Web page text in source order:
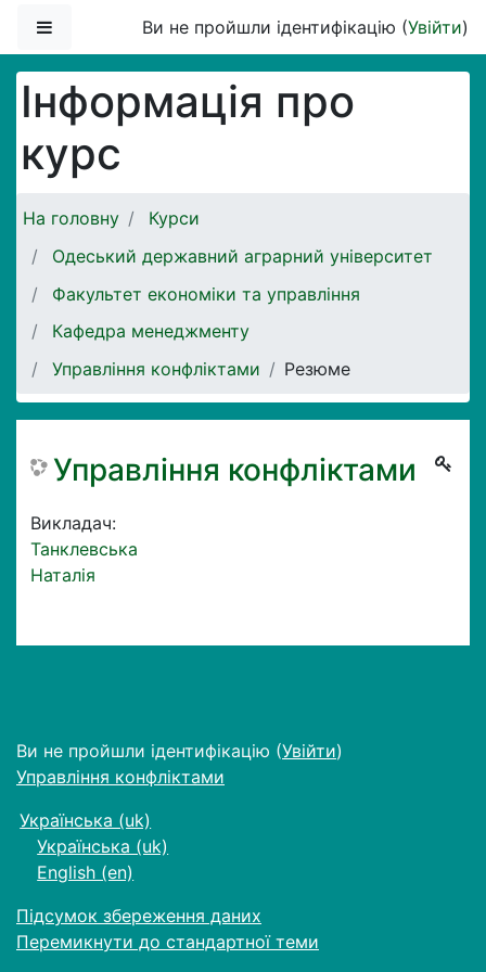
Бокова панельВи не пройшли ідентифікацію (Увійти)
Інформація про
курс
На головну
Курси
Одеський державний аграрний університет
Факультет економіки та управління
Кафедра менеджменту
Управління конфліктами
Резюме
Управління конфліктами
Викладач:
Танклевська
Наталія
Ви не пройшли ідентифікацію (Увійти)
Управління конфліктами
Українська ‎(uk)‎
Українська ‎(uk)‎
English ‎(en)‎
Підсумок збереження даних
Перемикнути до стандартної теми